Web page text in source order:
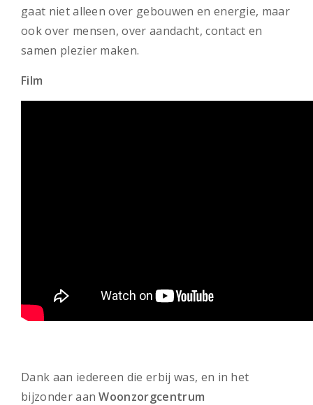
gaat niet alleen over gebouwen en energie, maar
ook over mensen, over aandacht, contact en
samen plezier maken.
Film
Dank aan iedereen die erbij was, en in het
bijzonder aanWoonzorgcentrum